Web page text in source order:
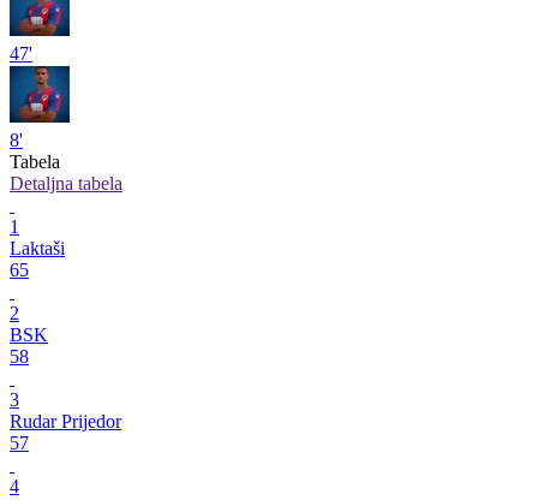
47'
8'
Tabela
Detaljna tabela
1
Laktaši
65
2
BSK
58
3
Rudar Prijedor
57
4